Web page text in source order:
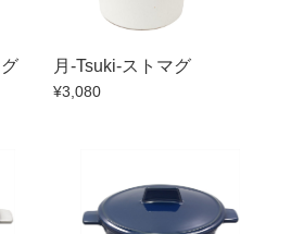
月‐Tsuki‐ストマグ
¥3,080